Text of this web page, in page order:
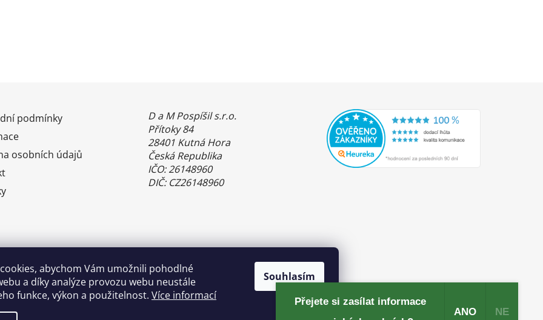
abychom Vám umožnili pohodlné
a díky analýze provozu webu neustále
funkce, výkon a použitelnost. Více informací
Souhlasím
podmínky
osobních údajů
D a M Pospíšil s.r.o.
Přítoky 84
28401 Kutná Hora
Česká Republika
IČO: 26148960
DIČ: CZ26148960
Benefity Pluxee - Sodexo
Přejete si zasílat informace
ANO NE